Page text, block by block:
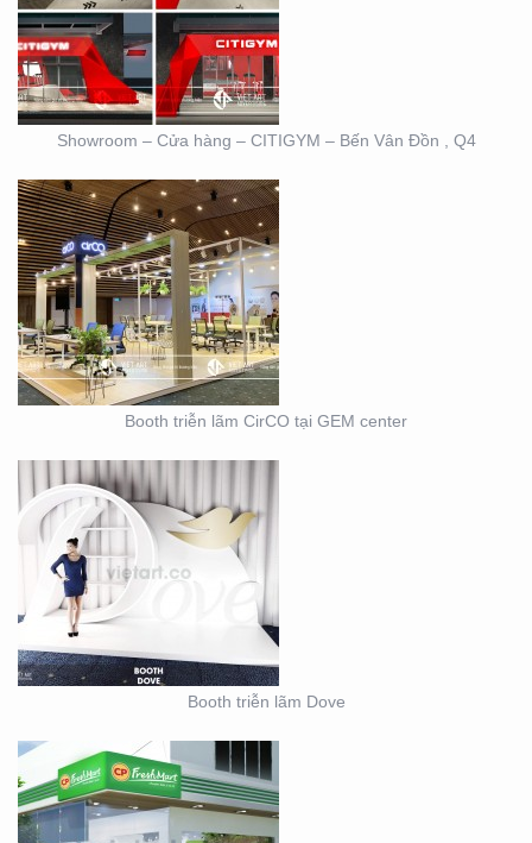
Showroom – Cửa hàng – CITIGYM – Bến Vân Đồn , Q4
CIRCO TẠI GEM
CENTER
Booth triễn lãm CirCO tại GEM center
BOOTH TRIỄN LÃM
DOVE
Booth triễn lãm Dove
THIẾT KẾ THI CÔNG
NỘI THẤT SHOWROOM
– CỬA HÀNG
THIẾT KẾ KIOSK TRÀ